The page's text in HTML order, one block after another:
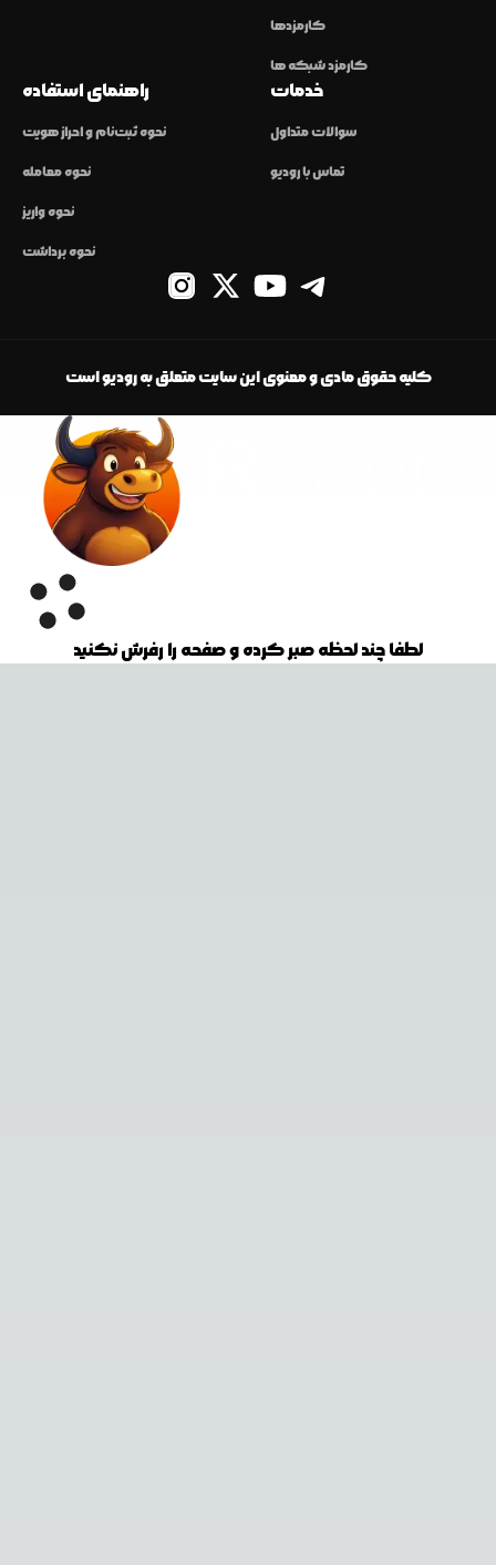
کارمزدها
کارمزد شبکه ها
راهنمای استفاده
نحوه ثبت‌نام و احراز هویت
نحوه معامله
نحوه واریز
نحوه برداشت
خدمات
سوالات متداول
تماس با رودیو
کلیه حقوق مادی و معنوی این سایت متعلق به رودیو است
لطفا چند لحظه صبر کرده و صفحه را رفرش نکنید